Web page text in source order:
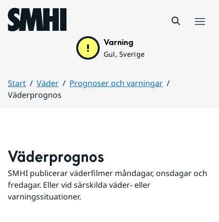
Hoppa till sidans innehåll
Varning
Gul, Sverige
Start Väder
Prognoser och varningar
Väderprognos
Väderprognos
SMHI publicerar väderfilmer måndagar, onsdagar och
fredagar. Eller vid särskilda väder- eller
varningssituationer.